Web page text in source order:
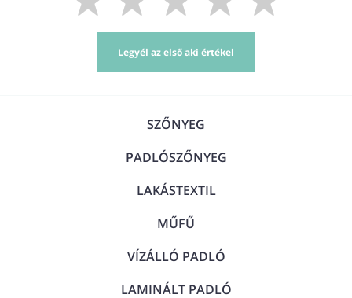
Legyél az első aki értékel
SZŐNYEG
PADLÓSZŐNYEG
LAKÁSTEXTIL
MŰFŰ
VÍZÁLLÓ PADLÓ
LAMINÁLT PADLÓ